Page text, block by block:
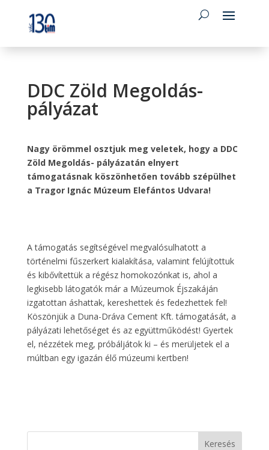
DDC Zöld Megoldás-
pályázat
Nagy örömmel osztjuk meg veletek, hogy a DDC
Zöld Megoldás- pályázatán elnyert
támogatásnak köszönhetően tovább szépülhet
a Tragor Ignác Múzeum Elefántos Udvara!
A támogatás segítségével megvalósulhatott a
történelmi fűszerkert kialakítása, valamint felújítottuk
és kibővítettük a régész homokozónkat is, ahol a
legkisebb látogatók már a Múzeumok Éjszakáján
izgatottan áshattak, kereshettek és fedezhettek fel!
Köszönjük a Duna-Dráva Cement Kft. támogatását, a
pályázati lehetőséget és az együttműködést! Gyertek
el, nézzétek meg, próbáljátok ki – és merüljetek el a
múltban egy igazán élő múzeumi kertben!
Keresés